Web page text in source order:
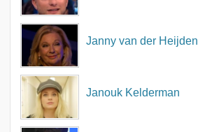
Janny van der Heijden
Janouk Kelderman